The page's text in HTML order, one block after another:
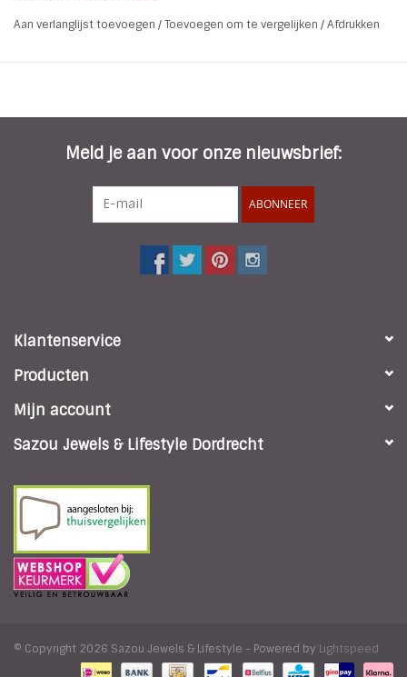
* Soort: Oorhangers
Aan verlanglijst toevoegen /Toevoegen om te vergelijken /Afdrukken
Meld je aan voor onze nieuwsbrief:
ABONNEER
Klantenservice
Producten
Mijn account
Sazou Jewels & Lifestyle Dordrecht
© Copyright 2026 Sazou Jewels & Lifestyle - Powered by Lightspeed